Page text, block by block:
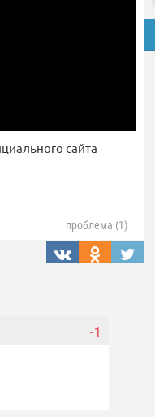
сайта
проблема (1)
-1